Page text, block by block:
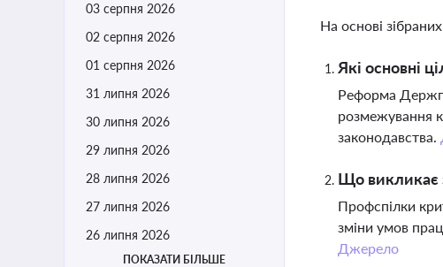
03 серпня 2026
02 серпня 2026
01 серпня 2026
31 липня 2026
30 липня 2026
29 липня 2026
28 липня 2026
27 липня 2026
26 липня 2026
ПОКАЗАТИ БІЛЬШЕ
На основі
Які основні
Реформа
розмежування
законодавства.
Що викликає
Профспілки
зміни умов
Джерело